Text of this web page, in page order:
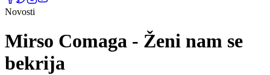
Novosti
Mirso Comaga - Ženi nam se
bekrija